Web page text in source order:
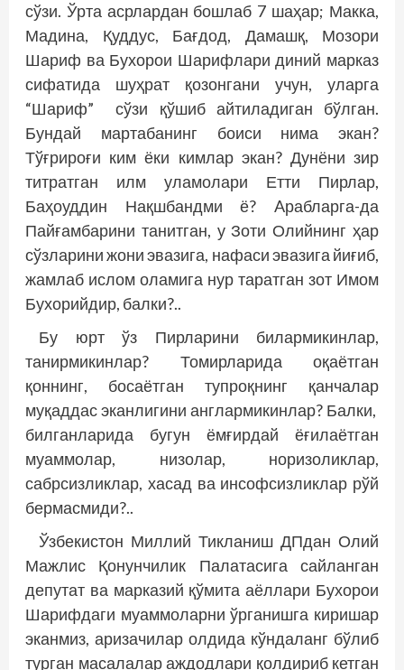
сўзи. Ўрта асрлардан бошлаб 7 шаҳар; Макка,
Мадина, Қуддус, Бағдод, Дамашқ, Мозори
Шариф ва Бухорои Шарифлари диний марказ
сифатида шуҳрат қозонгани учун, уларга
“Шариф” сўзи қўшиб айтиладиган бўлган.
Бундай мартабанинг боиси нима экан?
Тўғрироғи ким ёки кимлар экан? Дунёни зир
титратган илм уламолари Етти Пирлар,
Баҳоуддин Нақшбандми ё? Aрабларга-да
Пайғамбарини танитган, у Зоти Олийнинг ҳар
сўзларини жони эвазига, нафаси эвазига йиғиб,
жамлаб ислом оламига нур таратган зот Имом
Бухорийдир, балки?..
Бу юрт ўз Пирларини билармикинлар,
танирмикинлар? Томирларида оқаётган
қоннинг, босаётган тупроқнинг қанчалар
муқаддас эканлигини англармикинлар? Балки,
билганларида бугун ёмғирдай ёғилаётган
муаммолар, низолар, норизоликлар,
сабрсизликлар, хасад ва инсофсизликлар рўй
бермасмиди?..
Ўзбекистон Миллий Тикланиш ДПдан Олий
Мажлис Қонунчилик Палатасига сайланган
депутат ва марказий қўмита аёллари Бухорои
Шарифдаги муаммоларни ўрганишга киришар
эканмиз, аризачилар олдида кўндаланг бўлиб
турган масалалар аждодлари қолдириб кетган